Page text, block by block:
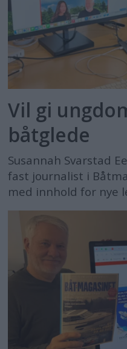
Vil gi
båtglede
Susannah Svarstad
fast journalist i
med innhold for nye